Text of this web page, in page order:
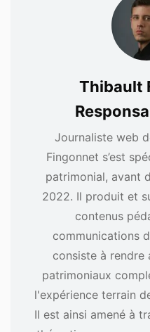
Thibault
Journaliste web
Fingonnet s’est
patrimonial, avant
2022. Il produit et
contenus
communications
consiste à rendre
patrimoniaux
l'expérience terrain
Il est ainsi amené à